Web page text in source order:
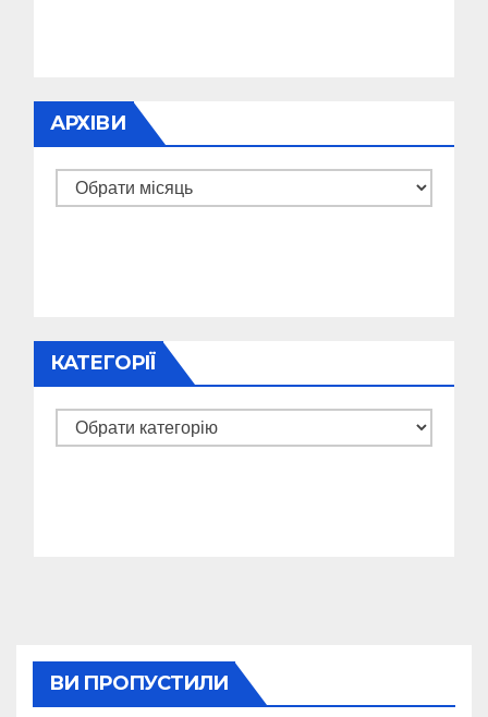
АРХІВИ
Архіви
КАТЕГОРІЇ
Категорії
ВИ ПРОПУСТИЛИ